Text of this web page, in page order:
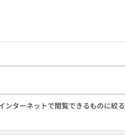
ンターネットで閲覧できるものに絞る